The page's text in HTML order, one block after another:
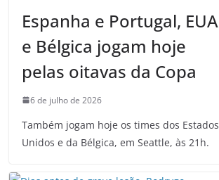
Espanha e Portugal, EUA
e Bélgica jogam hoje
pelas oitavas da Copa
6 de julho de 2026
Também jogam hoje os times dos Estados
Unidos e da Bélgica, em Seattle, às 21h.